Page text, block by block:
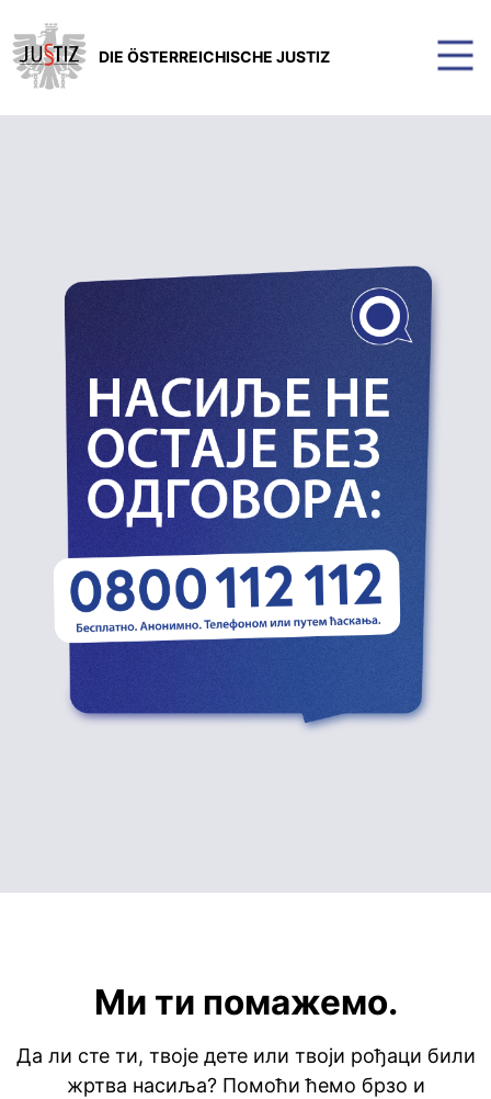
DIE ÖSTERREICHISCHE JUSTIZ
Ми ти помажемо.
Да ли сте ти, твоје дете или твоји рођаци били
жртва насиља? Помоћи ћемо брзо и